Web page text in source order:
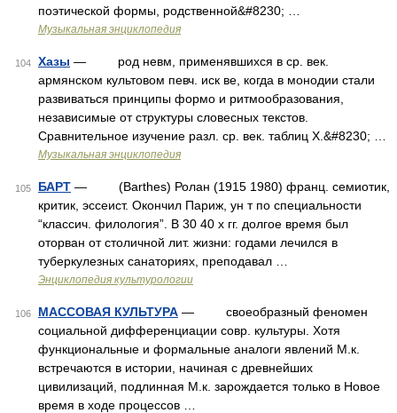
поэтической формы, родственной&#8230; …
Музыкальная энциклопедия
104 Хазы — род невм, применявшихся в ср. век.
армянском культовом певч. иск ве, когда в монодии стали
развиваться принципы формо и ритмообразования,
независимые от структуры словесных текстов.
Сравнительное изучение разл. ср. век. таблиц X.&#8230; …
Музыкальная энциклопедия
105 БАРТ — (Barthes) Ролан (1915 1980) франц. семиотик,
критик, эссеист. Окончил Париж, ун т по специальности
“классич. филология”. В 30 40 х гг. долгое время был
оторван от столичной лит. жизни: годами лечился в
туберкулезных санаториях, преподавал …
Энциклопедия культурологии
106 МАССОВАЯ КУЛЬТУРА — своеобразный феномен
социальной дифференциации совр. культуры. Хотя
функциональные и формальные аналоги явлений М.к.
встречаются в истории, начиная с древнейших
цивилизаций, подлинная М.к. зарождается только в Новое
время в ходе процессов …